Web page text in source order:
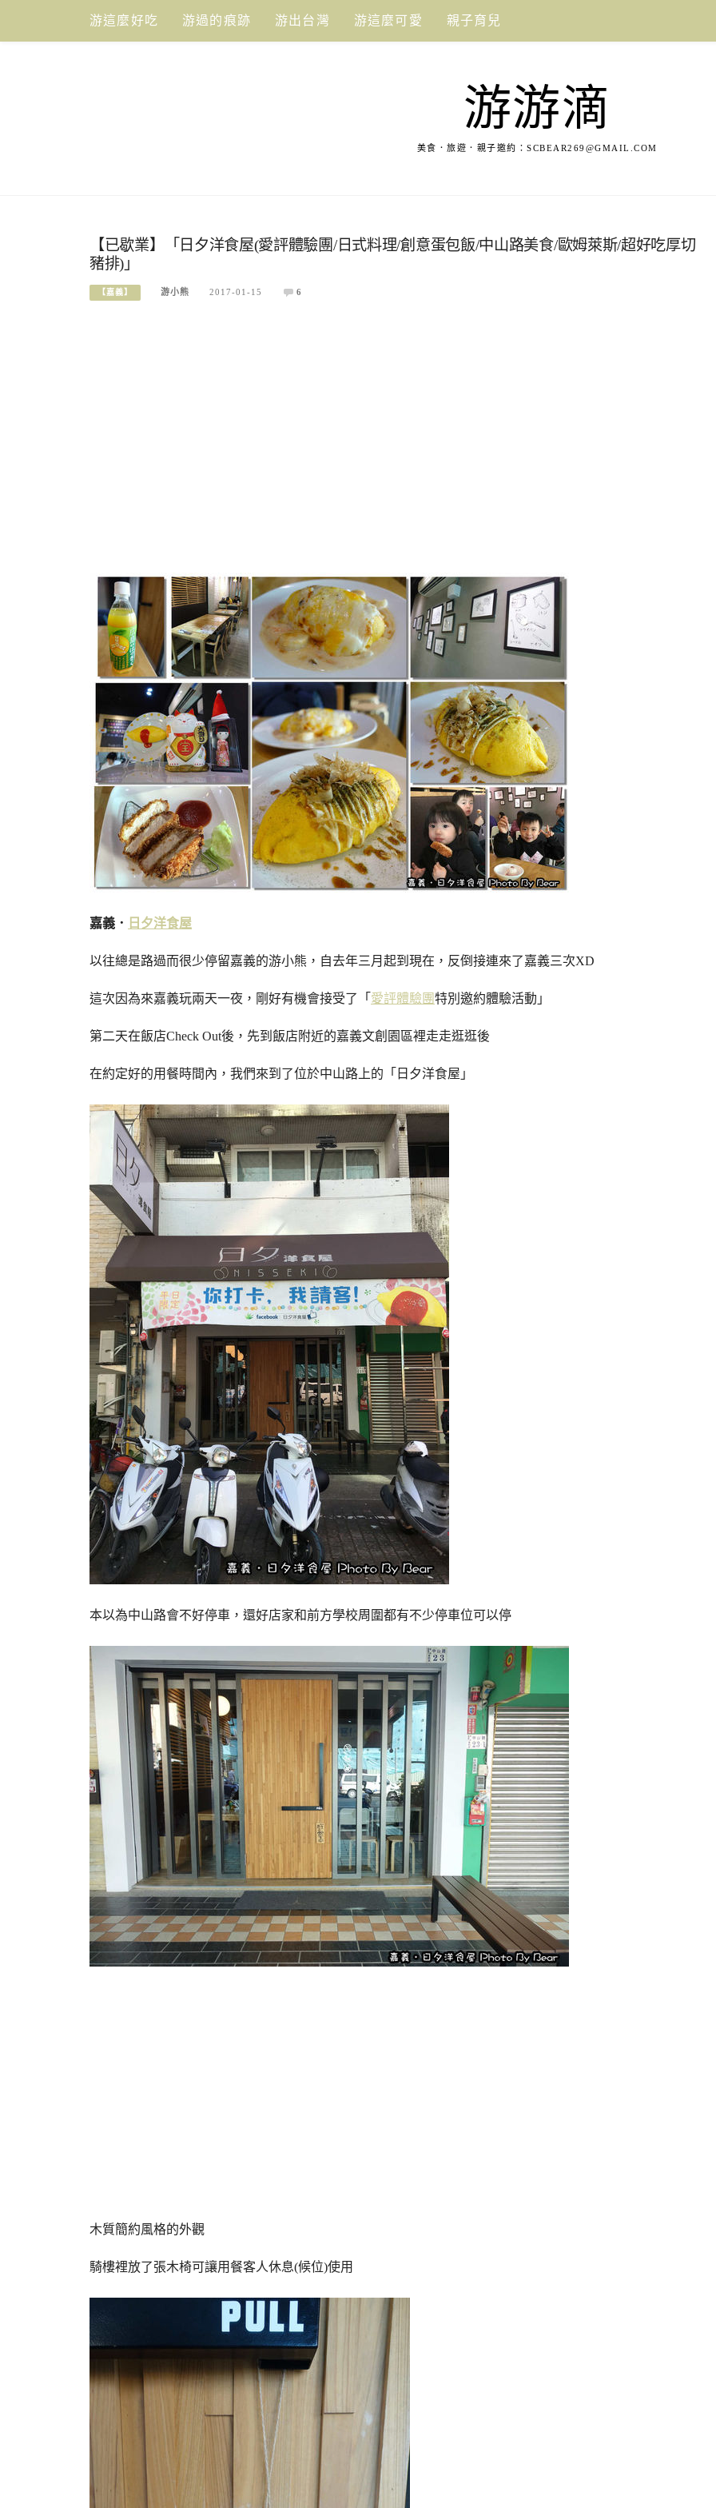
content
游這麼好吃 游過的痕跡 游出台灣 游這麼可愛 親子育兒
游游滴
美食．旅遊．親子邀約： SCBEAR269@GMAIL.COM
【已歇業】「日夕洋食屋(愛評體驗團/日式料理/創意蛋包飯/中山路美食/歐姆萊斯/超好吃厚切
豬排)」
【嘉義】 游小熊 2017-01-15 6
嘉義． 日夕洋食屋
以往總是路過而很少停留嘉義的游小熊，自去年三月起到現在，反倒接連來了嘉義三次XD
這次因為來嘉義玩兩天一夜，剛好有機會接受了「 愛評體驗團特別邀約體驗活動」
第二天在飯店Check Out後，先到飯店附近的嘉義文創園區裡走走逛逛後
在約定好的用餐時間內，我們來到了位於中山路上的「日夕洋食屋」
本以為中山路會不好停車，還好店家和前方學校周圍都有不少停車位可以停
木質簡約風格的外觀
騎樓裡放了張木椅可讓用餐客人休息(候位)使用